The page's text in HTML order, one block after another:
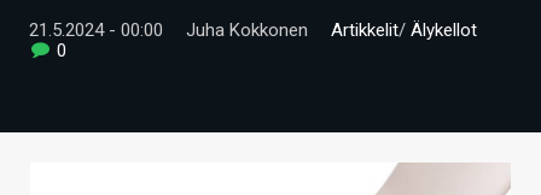
VIDEOT
21.5.2024 - 00:00 Juha Kokkonen Artikkelit/ Älykellot
0